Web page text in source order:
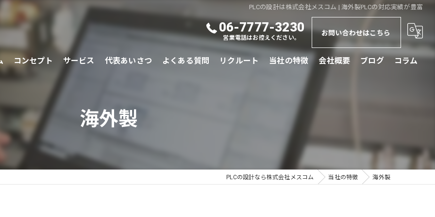
PLCの設計は株式会社メスコム | 海外製PLCの対応実績が豊富
06-7777-3230
営業電話はお控えください。
お問い合わせはこちら
コンセプト サービス 代表あいさつ よくある質問 リクルート 当社の特徴
ドライブ
会社概要 ブログ コラム
海外製
PLCの設計なら株式会社メスコム 当社の特徴 海外製